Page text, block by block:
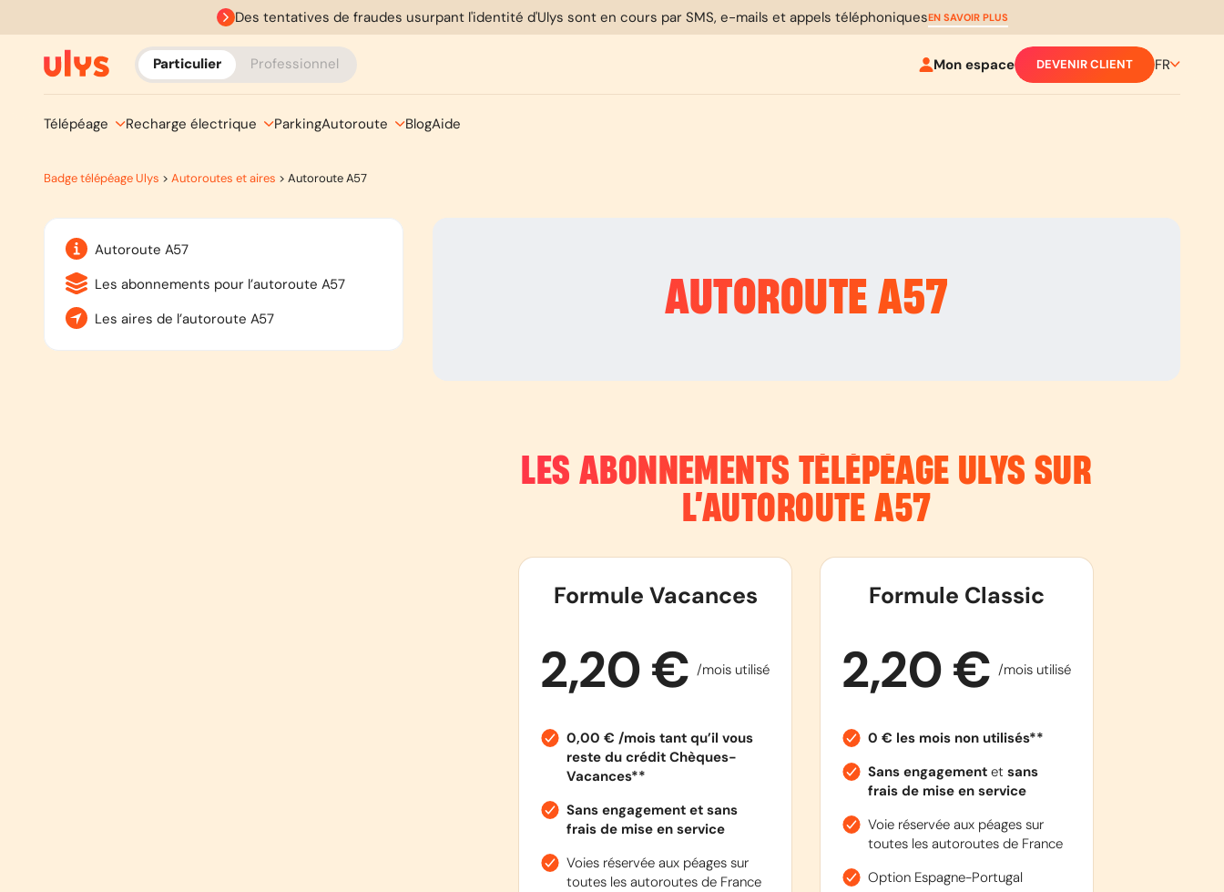
Des tentatives de fraudes usurpant l'identité d'Ulys sont en cours par SMS, e-mails et appels téléphoniquesEN SAVOIR PLUS
Particulier Professionnel Mon espace DEVENIR CLIENT FR
Télépéage Recharge électrique ParkingAutoroute BlogAide
Badge télépéage Ulys > Autoroutes et aires > Autoroute A57
Autoroute A57
Les abonnements pour l’autoroute A57
Les aires de l’autoroute A57
AUTOROUTEA57
LES ABONNEMENTS TÉLÉPÉAGE ULYS SUR
L’AUTOROUTEA57
Formule Vacances
2,20 € /mois utilisé
0,00 € /mois tant qu’il vous
reste du crédit Chèques-
Vacances**
Sans engagement et sans
frais de mise en service
Voies réservée aux péages sur
toutes les autoroutes de France
Formule Classic
2,20 € /mois utilisé
0 € les mois non utilisés**
Sans engagement etsans
frais de mise en service
Voie réservée aux péages sur
toutes les autoroutes de France
Option Espagne-Portugal